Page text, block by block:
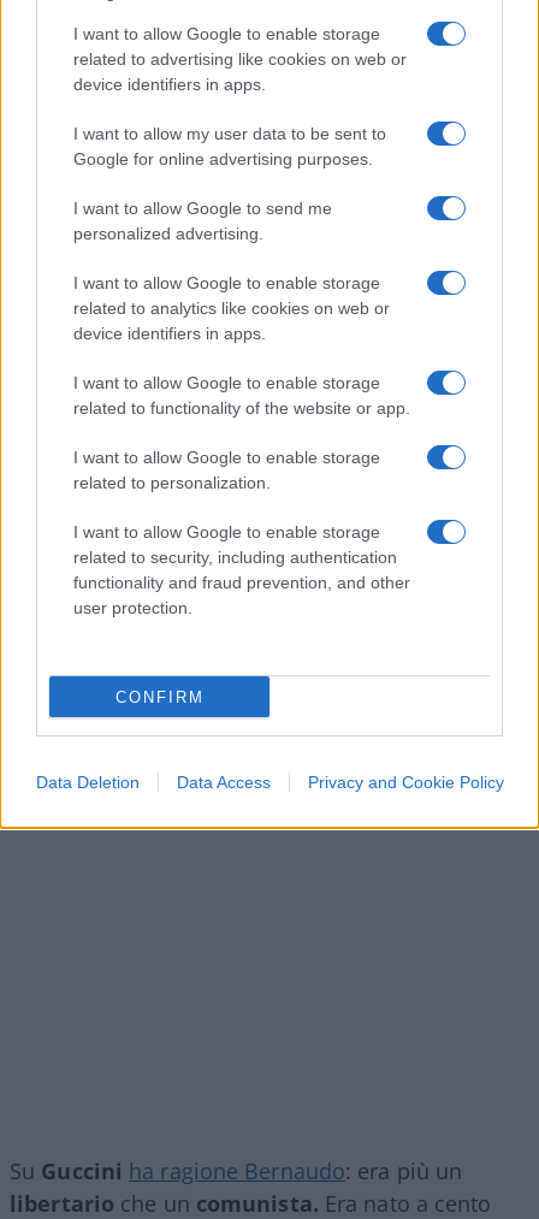
I want to allow Google to enable storage
related to advertising like cookies on web or
device identifiers in apps.
I want to allow my user data to be sent to
Google for online advertising purposes.
I want to allow Google to send me
personalized advertising.
I want to allow Google to enable storage
related to analytics like cookies on web or
device identifiers in apps.
I want to allow Google to enable storage
related to functionality of the website or app.
I want to allow Google to enable storage
related to personalization.
I want to allow Google to enable storage
related to security, including authentication
functionality and fraud prevention, and other
user protection.
CONFIRM
Data Deletion Data Access Privacy and Cookie Policy
Luigi Bisignani per Il Tempo, 8 agosto 2026
Caro Porro, la sinistra lo
voleva. Ma Guccini era un
battitore libero
Il cantautore non era coercibile all'ottusa
militanza che è tanto gradita al potere
8 Agosto 2026, 18:00
1.7k
Su Guccini ha ragione Bernaudo: era più un
libertario che un comunista. Era nato a cento